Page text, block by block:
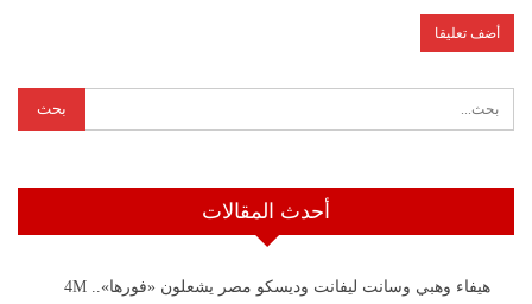
أحدث المقالات
هيفاء وهبي وسانت ليفانت وديسكو مصر يشعلون «فورها».. 4M